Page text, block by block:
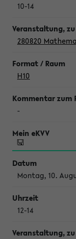
10-14
280820
H10
-
Montag, 10.
12-14